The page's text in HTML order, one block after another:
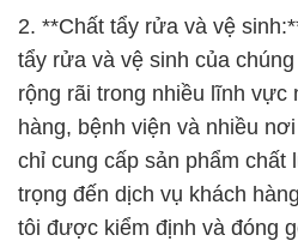
2. **Chất tẩy rửa và vệ
tẩy rửa và vệ sinh của
rộng rãi trong nhiều lĩnh vực
hàng, bệnh viện và nhiều
chỉ cung cấp sản phẩm chất
trọng đến dịch vụ khách
tôi được kiểm định và đóng